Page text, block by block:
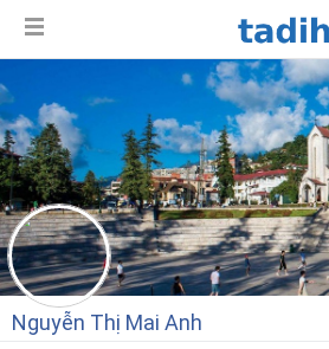
Nguyễn Thị Mai Anh